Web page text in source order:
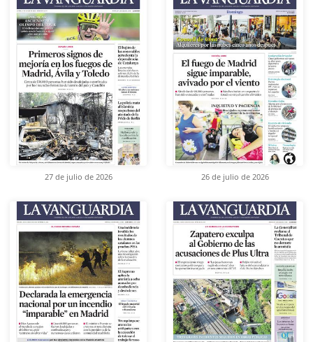
27 de julio de 2026 26 de julio de 2026